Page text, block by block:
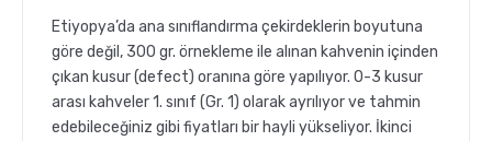
Etiyopya’da ana sınıflandırma çekirdeklerin boyutuna
göre değil, 300 gr. örnekleme ile alınan kahvenin içinden
çıkan kusur (defect) oranına göre yapılıyor. 0-3 kusur
arası kahveler 1. sınıf (Gr. 1) olarak ayrılıyor ve tahmin
edebileceğiniz gibi fiyatları bir hayli yükseliyor. İkinci